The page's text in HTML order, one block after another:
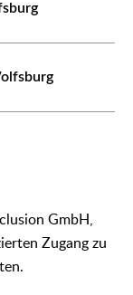
GmbH,
Zugang zu